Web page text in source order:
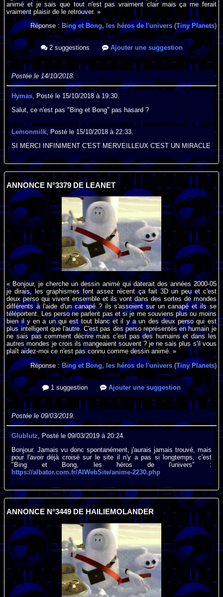
animé et je sais que tout n'est pas vraiment clair mais ça me ferait
vraiment plaisir de le retrouver. »
Réponse : Bing et Bong, les héros de l'univers (Tiny Planets)
2 suggestions Ajouter une suggestion
Postée le 14/10/2018.
Hymas, Posté le 15/10/2018 à 19:30.
Salut, ce n'est pas "Bing et Bong" pas hasard ?
Lemonmilk , Posté le 15/10/2018 à 22:33.
SI MERCI INFINIMENT C'EST MERVEILLEUX C'EST UN MIRACLE
ANNONCE N°3379 DE LEANET
« Bonjour, je cherche un dessin animé qui daterait des années 2000-05
je dirais, les graphismes font assez récent ça fait 3D un peu et c'est
deux perso qui vivent ensemble et ils vont dans des sortes de mondes
différents à l'aide d'un canapé ? ils s'assoient sur un canapé et ils se
téléportent. Les perso ne parlent pas et si je me souviens plus ou moins
bien il y en a un qui est tout blanc et il y a un des deux perso qui est
plus intelligent que l'autre. C'est pas des perso représentés en humain je
ne sais pas comment décrire mais c'est pas des humains et dans les
autres mondes je crois ils mangeaient souvent ? je ne sais plus s'il vous
plaît aidez-moi ce n'est pas connu comme dessin animé. »
Réponse : Bing et Bong, les héros de l'univers (Tiny Planets)
1 suggestion Ajouter une suggestion
Postée le 09/03/2019.
Glublutz, Posté le 09/03/2019 à 20:24.
Bonjour. Jamais vu donc spontanément, j'aurais jamais trouvé, mais
pour l'avoir déjà croisé sur le site il n'y a pas si longtemps, c'est
"Bing et Bong, les héros de l'univers" :
https://albator.com.fr/AlWebSite/anime-2230.php
ANNONCE N°3449 DE HAILIEMOLANDER